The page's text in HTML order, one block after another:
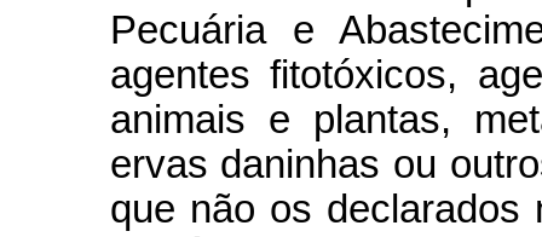
Pecuária e
agentes fitotóxicos,
animais e plantas,
ervas daninhas ou
que não os declarados